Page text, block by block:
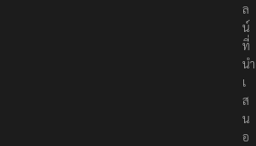
ล
น์
ที่
นำ
เ
ส
น
อ